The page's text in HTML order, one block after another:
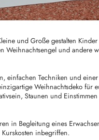
und Große gestalten
Weihnachtsengel und andere
einfachen Techniken und
Weihnachtsdeko für
Staunen und
in Begleitung eines
inbegriffen.